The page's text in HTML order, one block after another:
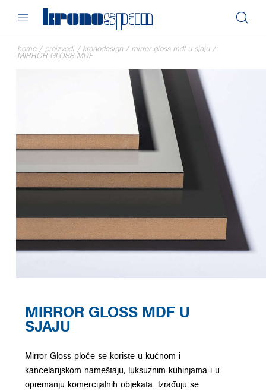
home / proizvodi / kronodesign / mirror gloss mdf u sjaju /
MIRROR GLOSS MDF
MIRROR GLOSS MDF U
SJAJU
Mirror Gloss ploče se koriste u kućnom i
kancelarijskom nameštaju, luksuznim kuhinjama i u
opremanju komercijalnih objekata. Izrađuju se